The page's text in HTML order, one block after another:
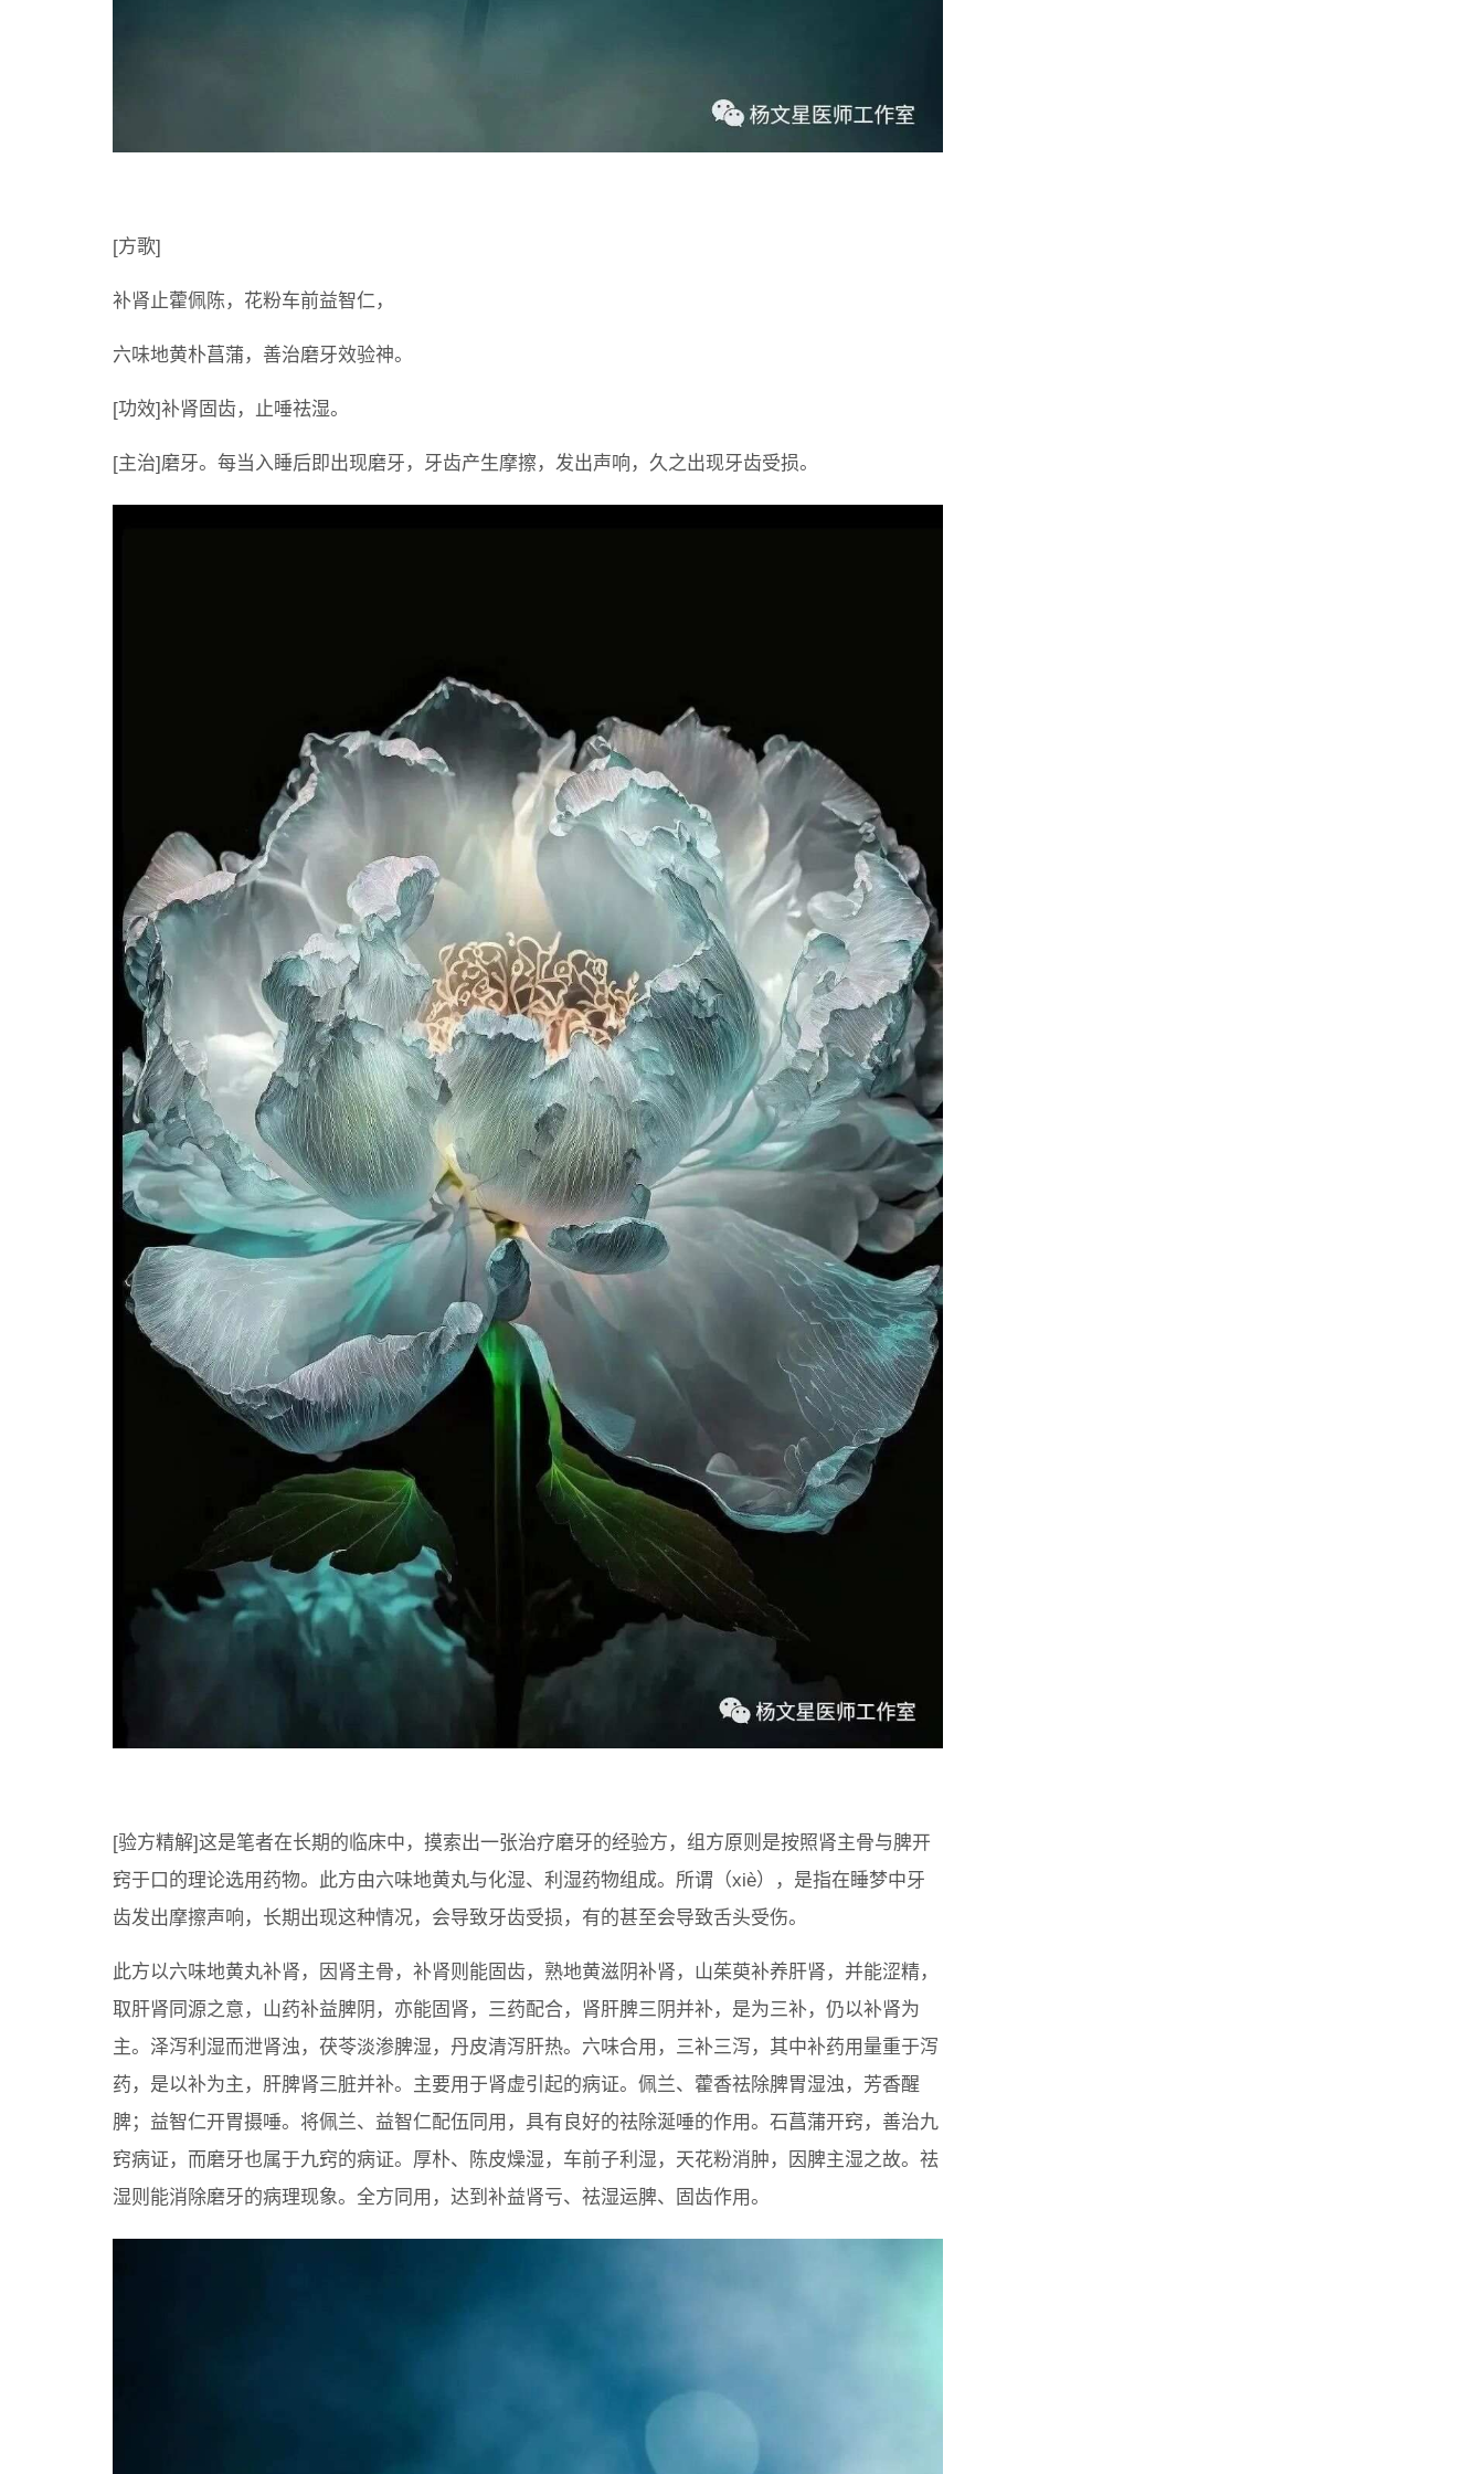
[方歌]
补肾止藿佩陈，花粉车前益智仁，
六味地黄朴菖蒲，善治磨牙效验神。
[功效]补肾固齿，止唾祛湿。
[主治]磨牙。每当入睡后即出现磨牙，牙齿产生摩擦，发出声响，久之出现牙齿受损。
[验方精解]这是笔者在长期的临床中，摸索出一张治疗磨牙的经验方，组方原则是按照肾主骨与脾开
窍于口的理论选用药物。此方由六味地黄丸与化湿、利湿药物组成。所谓（xiè），是指在睡梦中牙
齿发出摩擦声响，长期出现这种情况，会导致牙齿受损，有的甚至会导致舌头受伤。
此方以六味地黄丸补肾，因肾主骨，补肾则能固齿，熟地黄滋阴补肾，山茱萸补养肝肾，并能涩精，
取肝肾同源之意，山药补益脾阴，亦能固肾，三药配合，肾肝脾三阴并补，是为三补，仍以补肾为
主。泽泻利湿而泄肾浊，茯苓淡渗脾湿，丹皮清泻肝热。六味合用，三补三泻，其中补药用量重于泻
药，是以补为主，肝脾肾三脏并补。主要用于肾虚引起的病证。佩兰、藿香祛除脾胃湿浊，芳香醒
脾；益智仁开胃摄唾。将佩兰、益智仁配伍同用，具有良好的祛除涎唾的作用。石菖蒲开窍，善治九
窍病证，而磨牙也属于九窍的病证。厚朴、陈皮燥湿，车前子利湿，天花粉消肿，因脾主湿之故。祛
湿则能消除磨牙的病理现象。全方同用，达到补益肾亏、祛湿运脾、固齿作用。